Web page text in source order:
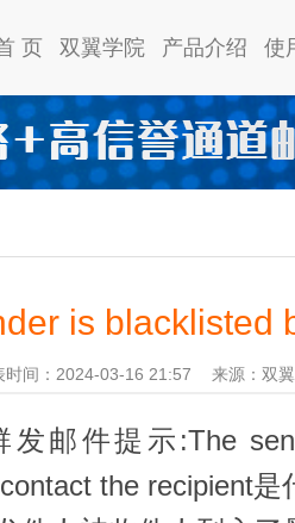
页 双翼学院 产品介绍 使
is blacklisted
时间：2024-03-16 21:57 来源：双
邮件提示:The
the recipient是